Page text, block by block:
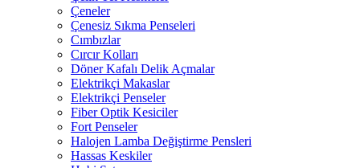
Çeneler
Çenesiz Sıkma Penseleri
Cımbızlar
Cırcır Kolları
Döner Kafalı Delik Açmalar
Elektrikçi Makaslar
Elektrikçi Penseler
Fiber Optik Kesiciler
Fort Penseler
Halojen Lamba Değiştirme Pensleri
Hassas Keskiler